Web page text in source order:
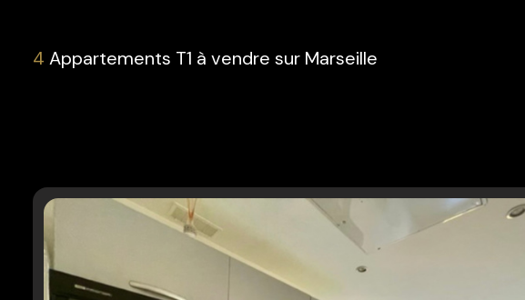
l'agence
4 Appartements T1 à vendre sur Marseille